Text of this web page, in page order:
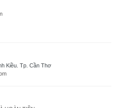
Kiều. Tp. Cần Thơ